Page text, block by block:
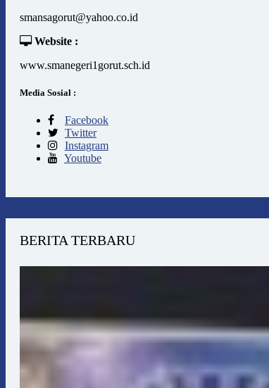
smansagorut@yahoo.co.id
Website :
www.smanegeri1gorut.sch.id
Media Sosial :
Facebook
Twitter
Instagram
Youtube
BERITA TERBARU